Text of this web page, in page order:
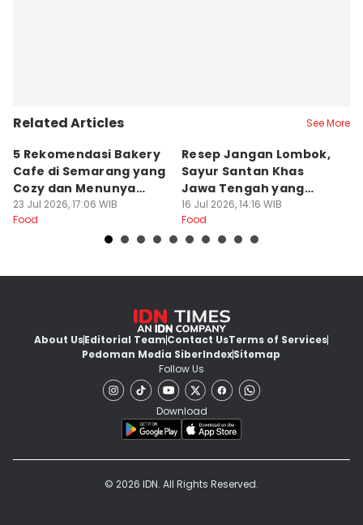
Related Articles See More
5 Rekomendasi Bakery
Cafe di Semarang yang
Cozy dan Menunya
Yummy
23 Jul 2026, 17:06 WIB
Food
Resep Jangan Lombok,
Sayur Santan Khas
Jawa Tengah yang
Gurih Nikmat!
16 Jul 2026, 14:16 WIB
Food
About UsEditorial TeamContact UsTerms of Services
Pedoman Media SiberIndexSitemap
Follow Us
Download
© 2026 IDN. All Rights Reserved.